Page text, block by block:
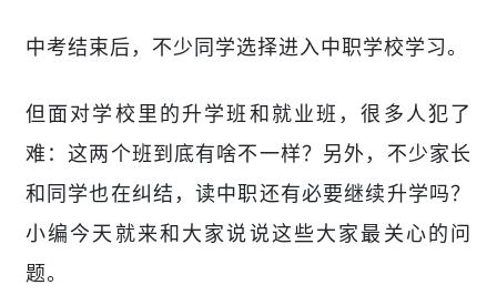
中考结束后，不少同学选择进入中职学校学习。
但面对学校里的升学班和就业班，很多人犯了
难：这两个班到底有啥不一样？另外，不少家长
和同学也在纠结，读中职还有必要继续升学吗？
小编今天就来和大家说说这些大家最关心的问
题。